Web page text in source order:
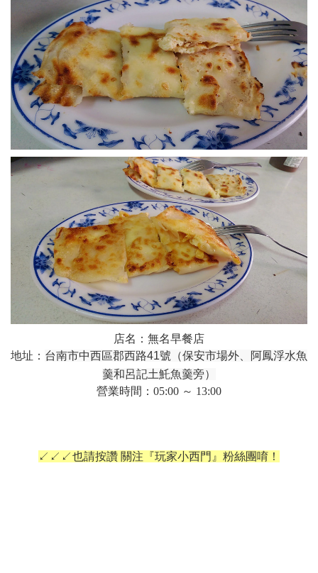
店名：無名早餐店
地址： 台南市中西區郡西路41號（保安市場外、阿鳳浮水魚
羹和呂記土魠魚羹旁）
營業時間：05:00 ～ 13:00
↙↙↙也請按讚 關注『玩家小西門』粉絲團唷！